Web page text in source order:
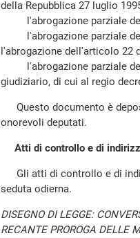
della Repubblica 27 luglio
l'abrogazione parziale
l'abrogazione parziale
l'abrogazione dell'articolo 22
l'abrogazione parziale del
giudiziario, di cui al regio
Questo documento è
onorevoli deputati.
Atti di controllo e di
Gli atti di controllo e di
seduta odierna.
DISEGNO DI LEGGE:
RECANTE PROROGA DELLE